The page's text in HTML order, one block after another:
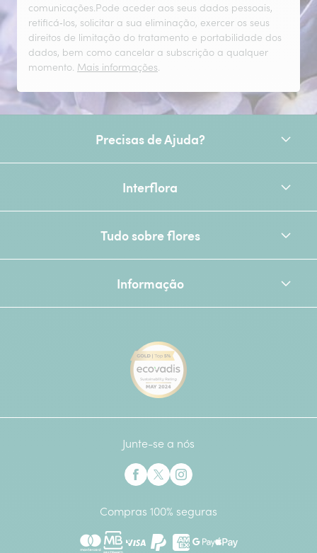
comunicações.Pode aceder aos seus dados pessoais,
retificá‑los, solicitar a sua eliminação, exercer os seus
direitos de limitação do tratamento e portabilidade dos
dados, bem como cancelar a subscrição a qualquer
momento. Mais informações.
Precisas de Ajuda?
Interflora
Tudo sobre flores
Informação
Junte-se a nós
Compras 100% seguras
MastercardMultibancoPaypalAmerican Express
Google Pay
Apple Pay